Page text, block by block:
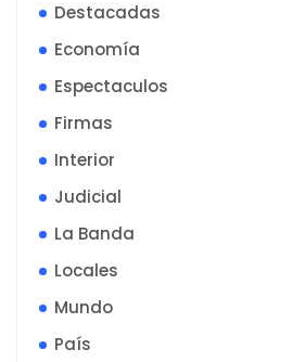
Destacadas
Economía
Espectaculos
Firmas
Interior
Judicial
La Banda
Locales
Mundo
País